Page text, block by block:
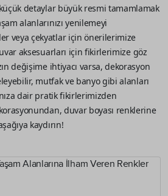
detaylar büyük resmi tamamlamak
alanlarınızı yenilemeyi
veya çekyatlar için önerilerimize
aksesuarları için fikirlerimize göz
değişime ihtiyacı varsa, dekorasyon
mutfak ve banyo gibi alanları
dair pratik fikirlerimizden
duvar boyası renklerine
kaydırın!